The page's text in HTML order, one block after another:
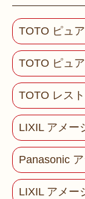
TOTO ピュ
TOTO ピュ
TOTO レス
LIXIL アメー
Panasonic
LIXIL アメー